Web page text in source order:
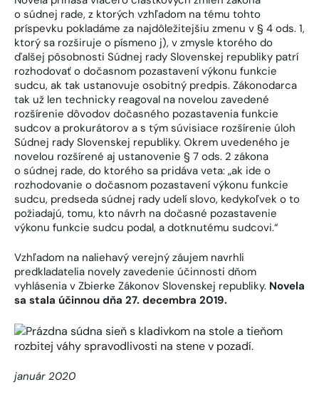
o súdnej rade, z ktorých vzhľadom na tému tohto
príspevku pokladáme za najdôležitejšiu zmenu v § 4 ods. 1,
ktorý sa rozširuje o písmeno j), v zmysle ktorého do
ďalšej pôsobnosti Súdnej rady Slovenskej republiky patrí
rozhodovať o dočasnom pozastavení výkonu funkcie
sudcu, ak tak ustanovuje osobitný predpis. Zákonodarca
tak už len technicky reagoval na novelou zavedené
rozšírenie dôvodov dočasného pozastavenia funkcie
sudcov a prokurátorov a s tým súvisiace rozšírenie úloh
Súdnej rady Slovenskej republiky. Okrem uvedeného je
novelou rozšírené aj ustanovenie § 7 ods. 2 zákona
o súdnej rade, do ktorého sa pridáva veta: „ak ide o
rozhodovanie o dočasnom pozastavení výkonu funkcie
sudcu, predseda súdnej rady udelí slovo, kedykoľvek o to
požiadajú, tomu, kto návrh na dočasné pozastavenie
výkonu funkcie sudcu podal, a dotknutému sudcovi.“
Vzhľadom na naliehavý verejný záujem navrhli
predkladatelia novely zavedenie účinnosti dňom
vyhlásenia v Zbierke Zákonov Slovenskej republiky. Novela
sa stala účinnou dňa 27. decembra 2019.
január 2020